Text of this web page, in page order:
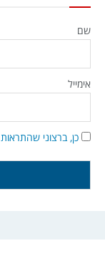
שם
אימייל
כן, ברצוני